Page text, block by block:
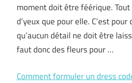
moment doit être féérique. Tout
d’yeux que pour elle. C’est
qu’aucun détail ne doit être
faut donc des fleurs pour …
Comment formuler un dress